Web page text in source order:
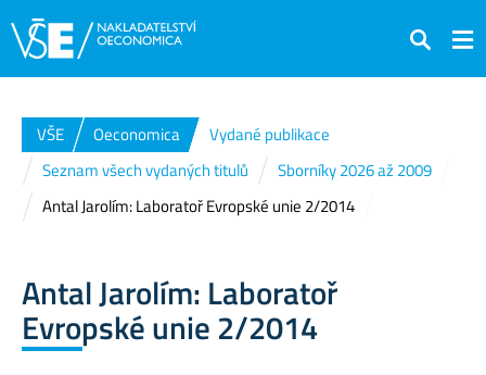
Hledat
VŠE Oeconomica
Vydané publikace
Seznam všech vydaných titulů
Sborníky 2026 až 2009
Antal Jarolím: Laboratoř Evropské unie 2/2014
Antal Jarolím: Laboratoř
Evropské unie 2/2014